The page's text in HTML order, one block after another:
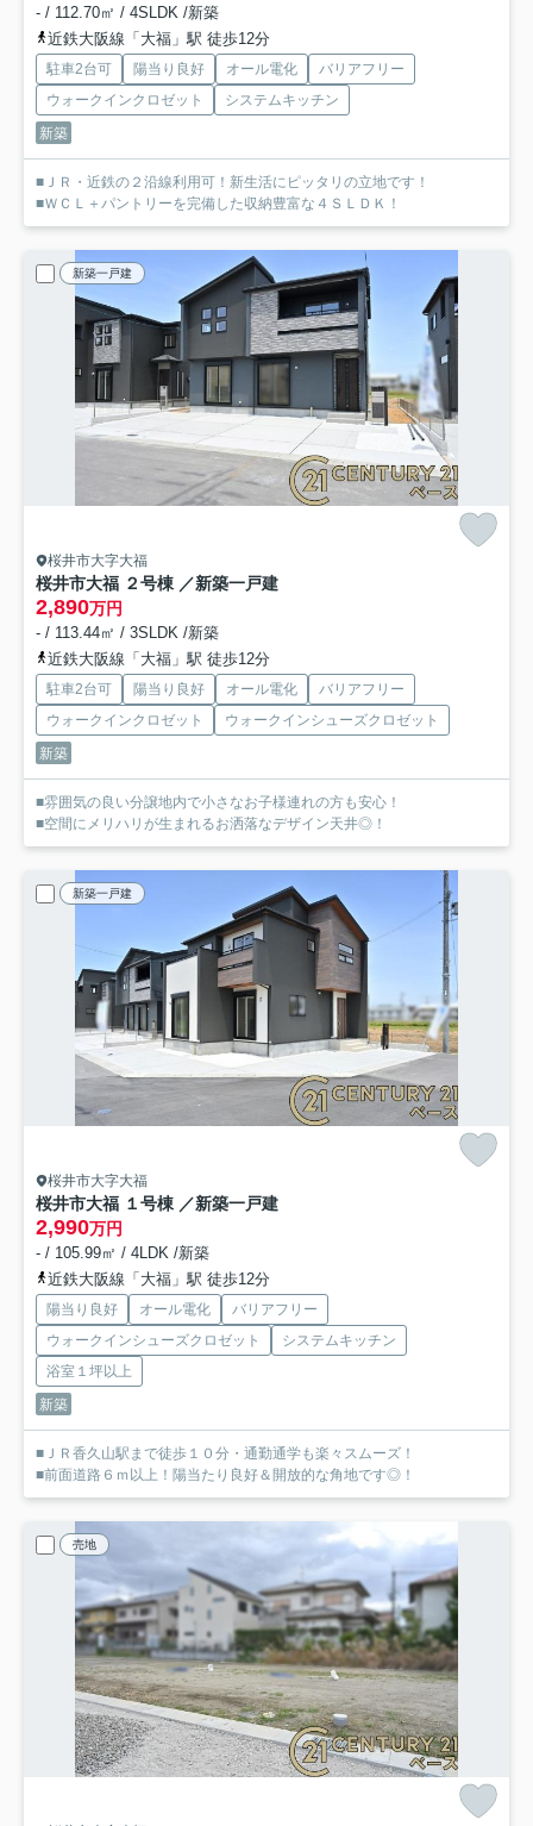
- / 112.70㎡ / 4SLDK /新築
近鉄大阪線「大福」駅 徒歩12分
駐車2台可 陽当り良好 オール電化
バリアフリー
ウォークインクロゼット
システムキッチン
新築
■ＪＲ・近鉄の２沿線利用可！新生活にピッタリの立地です！
■ＷＣＬ＋パントリーを完備した収納豊富な４ＳＬＤＫ！
新築一戸建
桜井市大字大福
桜井市大福 ２号棟 ／新築一戸建
2,890万円
- / 113.44㎡ / 3SLDK /新築
近鉄大阪線「大福」駅 徒歩12分
駐車2台可 陽当り良好 オール電化
バリアフリー
ウォークインクロゼット
ウォークインシューズクロゼット
新築
■雰囲気の良い分譲地内で小さなお子様連れの方も安心！
■空間にメリハリが生まれるお洒落なデザイン天井◎！
新築一戸建
桜井市大字大福
桜井市大福 １号棟 ／新築一戸建
2,990万円
- / 105.99㎡ / 4LDK /新築
近鉄大阪線「大福」駅 徒歩12分
陽当り良好 オール電化
バリアフリー
ウォークインシューズクロゼット
システムキッチン
浴室１坪以上
新築
■ＪＲ香久山駅まで徒歩１０分・通勤通学も楽々スムーズ！
■前面道路６ｍ以上！陽当たり良好＆開放的な角地です◎！
売地